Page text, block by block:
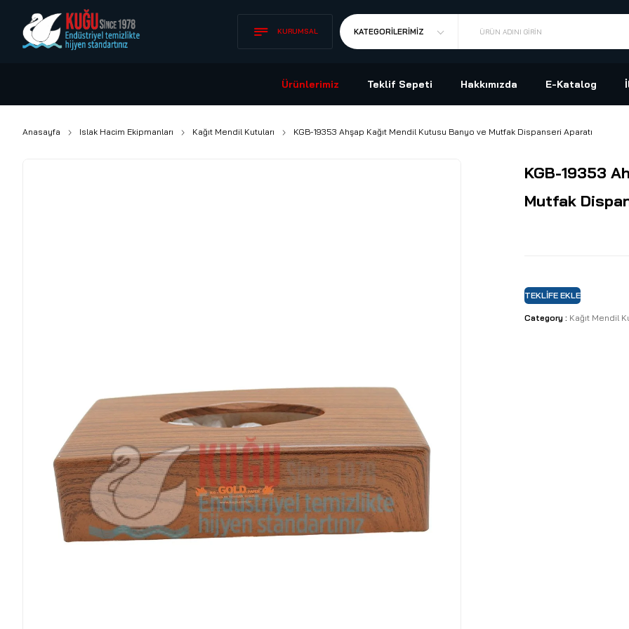
KURUMSAL KATEGORILERIMIZ ÜRÜN ADINI GIRIN
Ürünlerimiz Teklif Sepeti Hakkımızda E-Katalog
Anasayfa Islak Hacim Ekipmanları Kağıt Mendil Kutuları KGB-19353 Ahşap Kağıt Mendil Kutusu Banyo ve Mutfak Dispanseri Aparatı
KGB-19353
Mutfak
TEKLIFE EKLE
Category : Kağıt Mendil